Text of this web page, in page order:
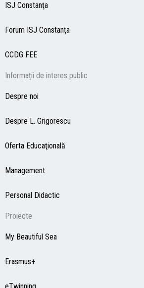
ISJ Constanţa
Forum ISJ Constanţa
CCDG FEE
Informații de interes public
Despre noi
Despre L. Grigorescu
Oferta Educaţională
Management
Personal Didactic
Proiecte
My Beautiful Sea
Erasmus+